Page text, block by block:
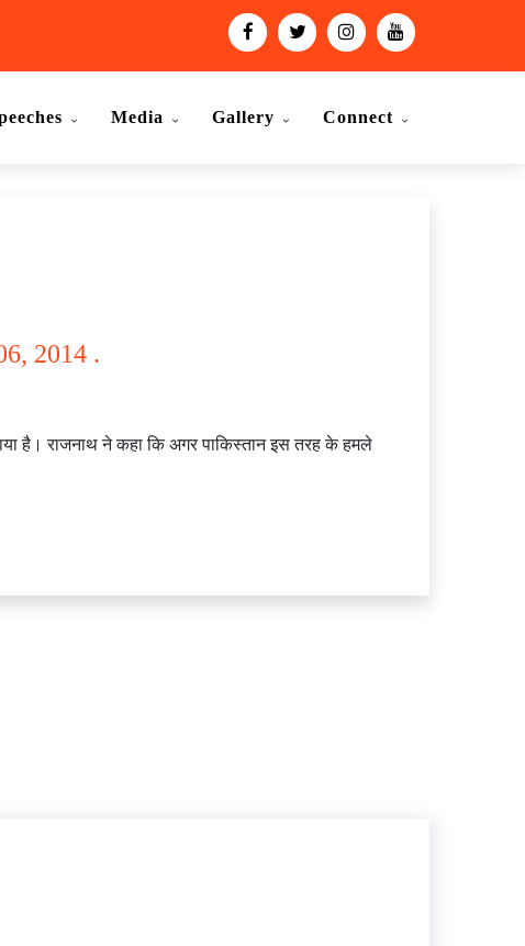
Media Gallery Connect
2014 .
है। राजनाथ ने कहा कि अगर पाकिस्तान इस तरह के हमले